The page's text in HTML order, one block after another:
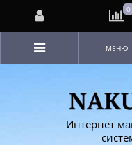
Интернет
МЕНЮ
0